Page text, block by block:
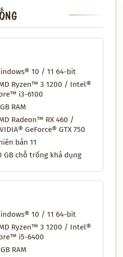
10 / 11 64-bit
Ryzen™ 3 1200 / Intel®
i3-6100
RAM
Radeon™ RX 460 /
GeForce® GTX 750
bản 11
GB chỗ trống khả dụng
10 / 11 64-bit
Ryzen™ 3 1200 / Intel®
i5-6400
RAM